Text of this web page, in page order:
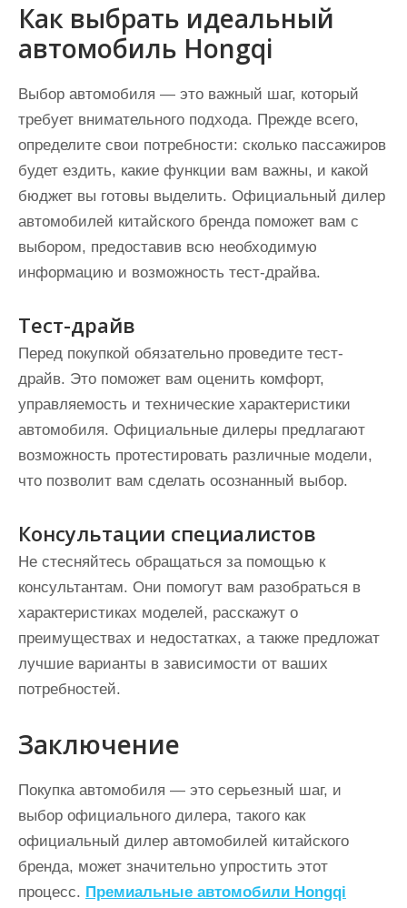
Как выбрать идеальный
автомобиль Hongqi
Выбор автомобиля — это важный шаг, который
требует внимательного подхода. Прежде всего,
определите свои потребности: сколько пассажиров
будет ездить, какие функции вам важны, и какой
бюджет вы готовы выделить. Официальный дилер
автомобилей китайского бренда поможет вам с
выбором, предоставив всю необходимую
информацию и возможность тест-драйва.
Тест-драйв
Перед покупкой обязательно проведите тест-
драйв. Это поможет вам оценить комфорт,
управляемость и технические характеристики
автомобиля. Официальные дилеры предлагают
возможность протестировать различные модели,
что позволит вам сделать осознанный выбор.
Консультации специалистов
Не стесняйтесь обращаться за помощью к
консультантам. Они помогут вам разобраться в
характеристиках моделей, расскажут о
преимуществах и недостатках, а также предложат
лучшие варианты в зависимости от ваших
потребностей.
Заключение
Покупка автомобиля — это серьезный шаг, и
выбор официального дилера, такого как
официальный дилер автомобилей китайского
бренда, может значительно упростить этот
процесс. Премиальные автомобили Hongqi